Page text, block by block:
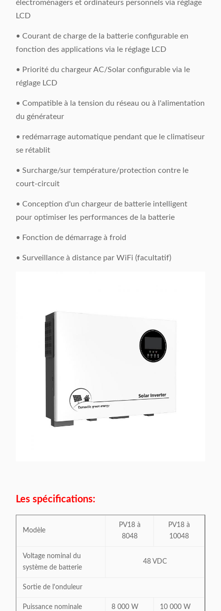
électroménagers et ordinateurs personnels via réglage
LCD
• Courant de charge de la batterie configurable en
fonction des applications via le réglage LCD
• Priorité du chargeur AC/Solar configurable via le
réglage LCD
• Compatible à la tension du réseau ou à l'alimentation
du générateur
• redémarrage automatique pendant que le climatiseur
se rétablit
• Surcharge/sur température/protection contre le
court-circuit
• Conception d'un chargeur de batterie intelligent
pour optimiser les performances de la batterie
• Fonction de démarrage à froid
• Surveillance à distance par WiFi (facultatif)
Les spécifications:
Modèle
PV18 à
8048
PV18 à
10048
Voltage nominal du
système de batterie
48 VDC
Sortie de l'onduleur
Puissance nominale 8 000 W 10 000 W